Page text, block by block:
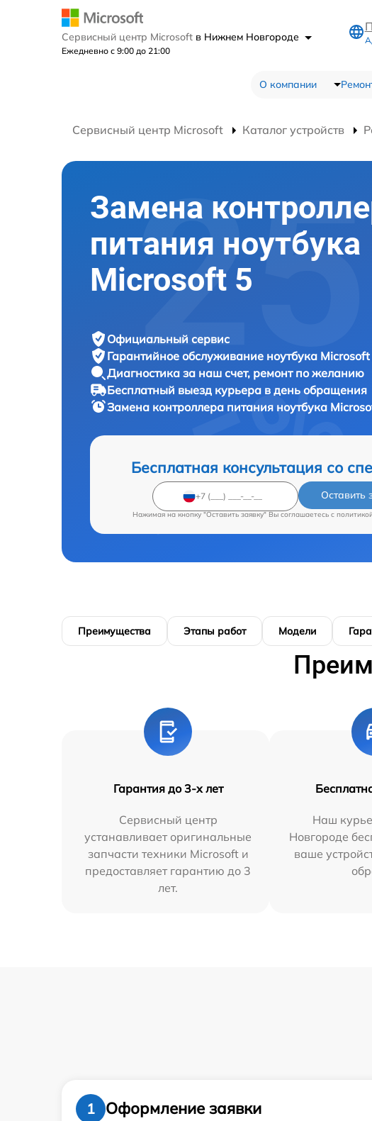
Сервисный центр Microsoft в Нижнем Новгороде
Ежедневно с 9:00 до 21:00
О компании
Сервисный центр Microsoft Каталог устройств
Замена
питания ноутбука
Microsoft 5
Официальный сервис
Гарантийное обслуживание ноутбука Microsoft
Диагностика за наш счет, ремонт по желанию
Бесплатный выезд курьера в день обращения
Замена контроллера питания ноутбука
Бесплатная консультация со
Оставить
Нажимая на кнопку "Оставить заявку" Вы соглашаетесь c
Преимущества Этапы работ Модели
Гарантия до 3-х лет
Сервисный центр
устанавливает оригинальные
запчасти техники Microsoft и
предоставляет гарантию до 3
лет.
Наш
Новгороде
ваше
1
Оформление заявки